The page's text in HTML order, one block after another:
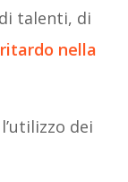
talenti, di
nella
dei